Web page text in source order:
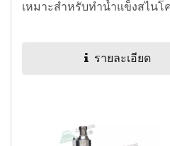
เหมาะสำหรับทำน้ำแข็งสไนโ
รายละเอียด